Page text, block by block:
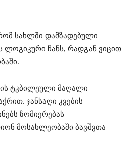
სახლში დამზადებული
ლოგიკური ჩანს, რადგან ვიცით
ტკბილეული მაღალი
ჯანსაღი კვების
ზომიერებას —
მოსახლეობაში ბავშვთა